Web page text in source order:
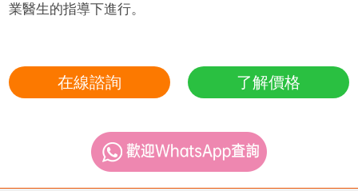
業醫生的指導下進行。
在線諮詢 了解價格